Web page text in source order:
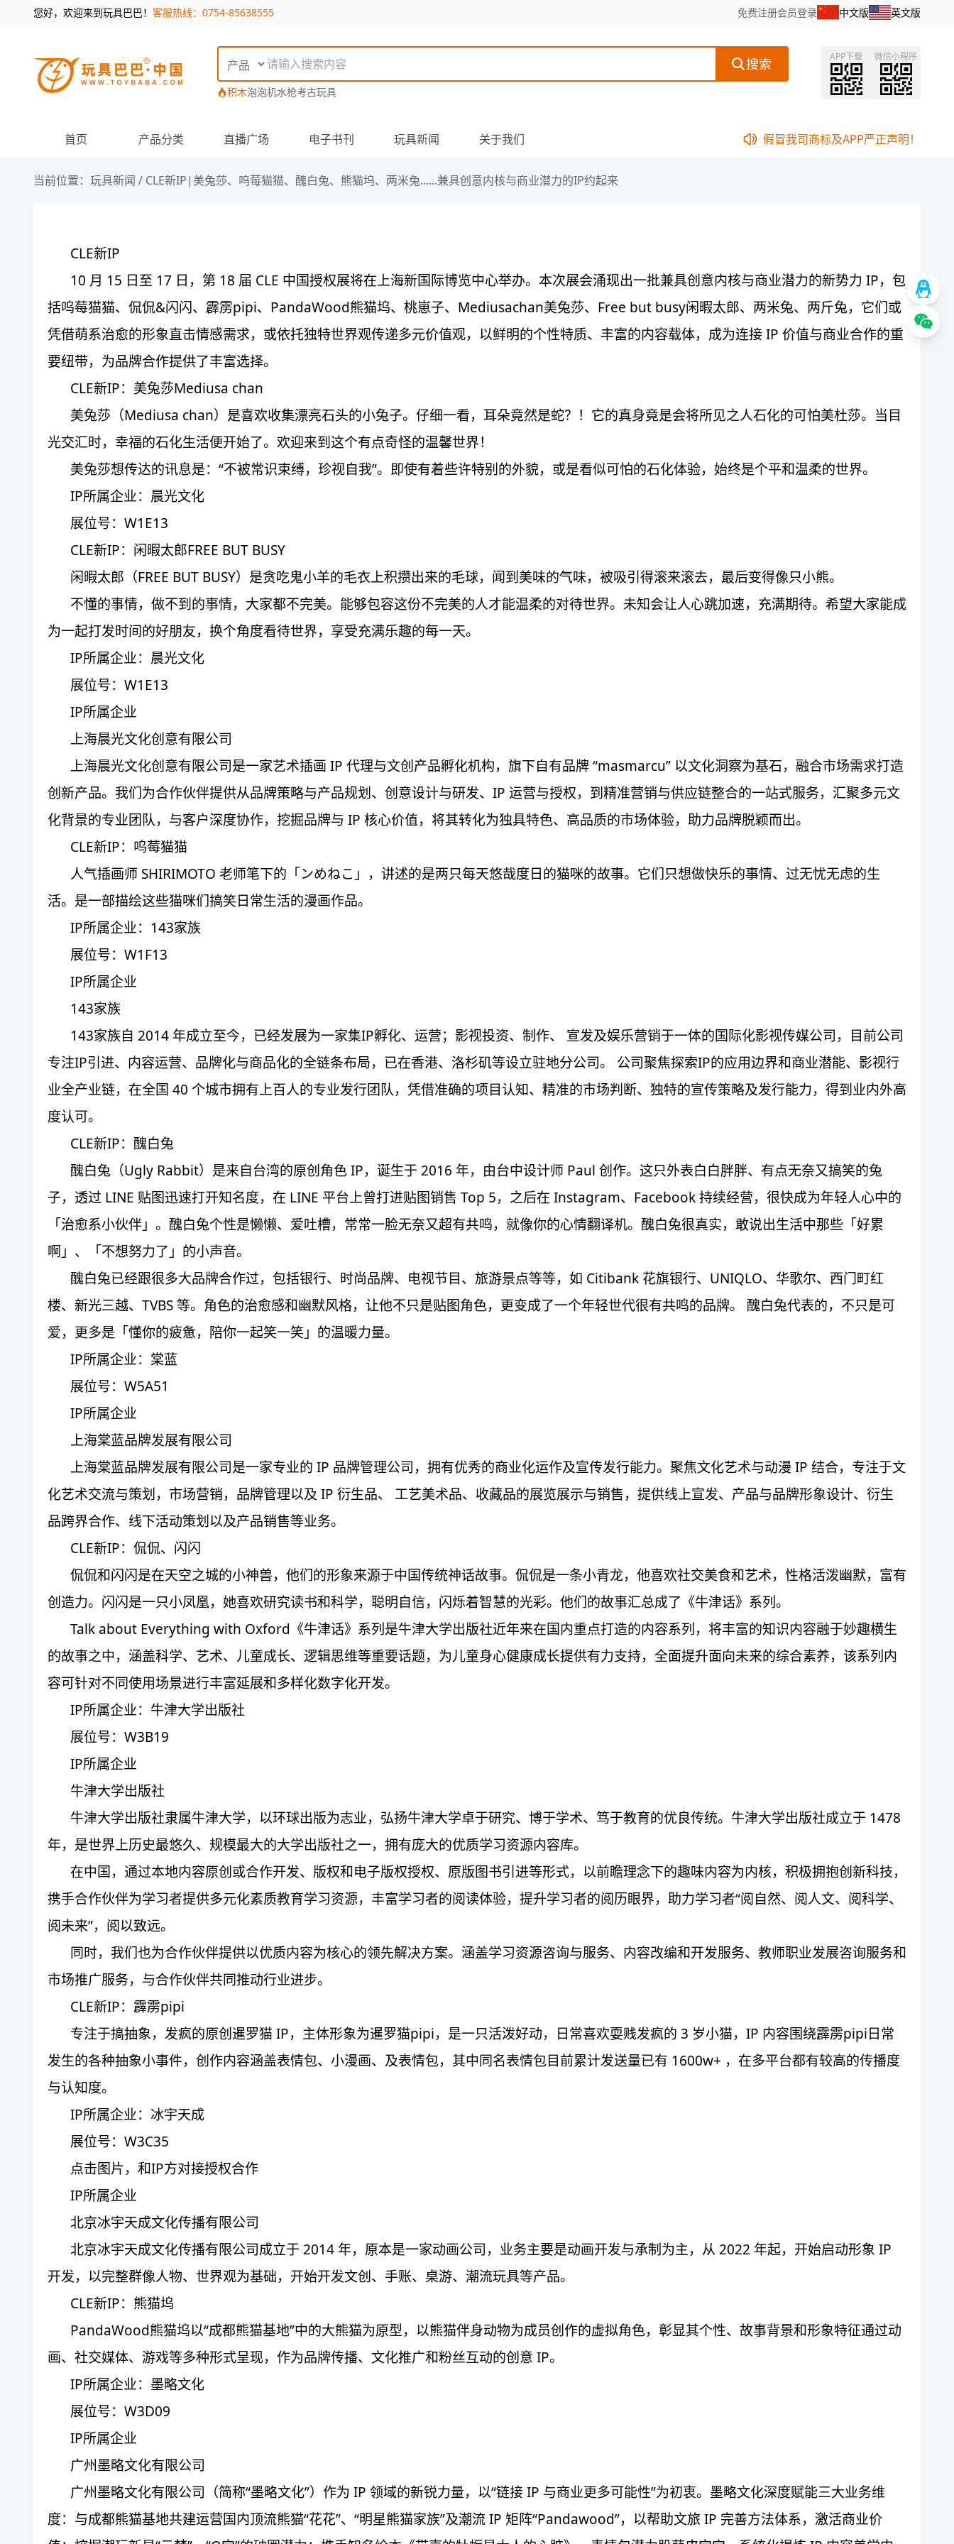
您好，欢迎来到玩具巴巴！ 客服热线：0754-85638555 免费注册会员登录 中文版 英文版
搜索类型 搜索
积木泡泡机水枪考古玩具
APP下载 微信小程序
首页 产品分类 直播广场 电子书刊 玩具新闻 关于我们 假冒我司商标及APP严正声明！
当前位置： 玩具新闻 / CLE新IP|美兔莎、呜莓猫猫、醜白兔、熊猫坞、两米兔......兼具创意内核与商业潜力的IP约起来
CLE新IP
10 月 15 日至 17 日，第 18 届 CLE 中国授权展将在上海新国际博览中心举办。本次展会涌现出一批兼具创意内核与商业潜力的新势力 IP，包
括呜莓猫猫、侃侃&闪闪、霹雳pipi、PandaWood熊猫坞、桃崽子、Mediusachan美兔莎、Free but busy闲暇太郎、两米兔、两斤兔，它们或
凭借萌系治愈的形象直击情感需求，或依托独特世界观传递多元价值观，以鲜明的个性特质、丰富的内容载体，成为连接 IP 价值与商业合作的重
要纽带，为品牌合作提供了丰富选择。
CLE新IP：美兔莎Mediusa chan
美兔莎（Mediusa chan）是喜欢收集漂亮石头的小兔子。仔细一看，耳朵竟然是蛇？！它的真身竟是会将所见之人石化的可怕美杜莎。当目
光交汇时，幸福的石化生活便开始了。欢迎来到这个有点奇怪的温馨世界！
美兔莎想传达的讯息是：“不被常识束缚，珍视自我”。即使有着些许特别的外貌，或是看似可怕的石化体验，始终是个平和温柔的世界。
IP所属企业：晨光文化
展位号：W1E13
CLE新IP：闲暇太郎FREE BUT BUSY
闲暇太郎（FREE BUT BUSY）是贪吃鬼小羊的毛衣上积攒出来的毛球，闻到美味的气味，被吸引得滚来滚去，最后变得像只小熊。
不懂的事情，做不到的事情，大家都不完美。能够包容这份不完美的人才能温柔的对待世界。未知会让人心跳加速，充满期待。希望大家能成
为一起打发时间的好朋友，换个角度看待世界，享受充满乐趣的每一天。
IP所属企业：晨光文化
展位号：W1E13
IP所属企业
上海晨光文化创意有限公司
上海晨光文化创意有限公司是一家艺术插画 IP 代理与文创产品孵化机构，旗下自有品牌 “masmarcu” 以文化洞察为基石，融合市场需求打造
创新产品。我们为合作伙伴提供从品牌策略与产品规划、创意设计与研发、IP 运营与授权，到精准营销与供应链整合的一站式服务，汇聚多元文
化背景的专业团队，与客户深度协作，挖掘品牌与 IP 核心价值，将其转化为独具特色、高品质的市场体验，助力品牌脱颖而出。
CLE新IP：呜莓猫猫
人气插画师 SHIRIMOTO 老师笔下的「ンめねこ」，讲述的是两只每天悠哉度日的猫咪的故事。它们只想做快乐的事情、过无忧无虑的生
活。是一部描绘这些猫咪们搞笑日常生活的漫画作品。
IP所属企业：143家族
展位号：W1F13
IP所属企业
143家族
143家族自 2014 年成立至今，已经发展为一家集IP孵化、运营；影视投资、制作、 宣发及娱乐营销于一体的国际化影视传媒公司，目前公司
专注IP引进、内容运营、品牌化与商品化的全链条布局，已在香港、洛杉矶等设立驻地分公司。 公司聚焦探索IP的应用边界和商业潜能、影视行
业全产业链，在全国 40 个城市拥有上百人的专业发行团队，凭借准确的项目认知、精准的市场判断、独特的宣传策略及发行能力，得到业内外高
度认可。
CLE新IP：醜白兔
醜白兔（Ugly Rabbit）是来自台湾的原创角色 IP，诞生于 2016 年，由台中设计师 Paul 创作。这只外表白白胖胖、有点无奈又搞笑的兔
子，透过 LINE 贴图迅速打开知名度，在 LINE 平台上曾打进贴图销售 Top 5，之后在 Instagram、Facebook 持续经营，很快成为年轻人心中的
「治愈系小伙伴」。醜白兔个性是懒懒、爱吐槽，常常一脸无奈又超有共鸣，就像你的心情翻译机。醜白兔很真实，敢说出生活中那些「好累
啊」、「不想努力了」的小声音。
醜白兔已经跟很多大品牌合作过，包括银行、时尚品牌、电视节目、旅游景点等等，如 Citibank 花旗银行、UNIQLO、华歌尔、西门町红
楼、新光三越、TVBS 等。角色的治愈感和幽默风格，让他不只是贴图角色，更变成了一个年轻世代很有共鸣的品牌。 醜白兔代表的，不只是可
爱，更多是「懂你的疲惫，陪你一起笑一笑」的温暖力量。
IP所属企业：棠蓝
展位号：W5A51
IP所属企业
上海棠蓝品牌发展有限公司
上海棠蓝品牌发展有限公司是一家专业的 IP 品牌管理公司，拥有优秀的商业化运作及宣传发行能力。聚焦文化艺术与动漫 IP 结合，专注于文
化艺术交流与策划，市场营销，品牌管理以及 IP 衍生品、 工艺美术品、收藏品的展览展示与销售，提供线上宣发、产品与品牌形象设计、衍生
品跨界合作、线下活动策划以及产品销售等业务。
CLE新IP：侃侃、闪闪
侃侃和闪闪是在天空之城的⼩神兽，他们的形象来源于中国传统神话故事。侃侃是⼀条⼩⻘⻰，他喜欢社交美⻝和艺术，性格活泼幽默，富有
创造⼒。闪闪是⼀只⼩凤凰，她喜欢研究读书和科学，聪明⾃信，闪烁着智慧的光彩。他们的故事汇总成了《牛津话》系列。
Talk about Everything with Oxford《牛津话》系列是牛津大学出版社近年来在国内重点打造的内容系列，将丰富的知识内容融于妙趣横生
的故事之中，涵盖科学、艺术、儿童成长、逻辑思维等重要话题，为儿童身心健康成长提供有力支持，全面提升面向未来的综合素养，该系列内
容可针对不同使用场景进行丰富延展和多样化数字化开发。
IP所属企业：牛津大学出版社
展位号：W3B19
IP所属企业
牛津大学出版社
牛津大学出版社隶属牛津大学，以环球出版为志业，弘扬牛津大学卓于研究、博于学术、笃于教育的优良传统。牛津大学出版社成立于 1478
年，是世界上历史最悠久、规模最大的大学出版社之一，拥有庞大的优质学习资源内容库。
在中国，通过本地内容原创或合作开发、版权和电子版权授权、原版图书引进等形式，以前瞻理念下的趣味内容为内核，积极拥抱创新科技，
携手合作伙伴为学习者提供多元化素质教育学习资源，丰富学习者的阅读体验，提升学习者的阅历眼界，助力学习者“阅自然、阅人文、阅科学、
阅未来”，阅以致远。
同时，我们也为合作伙伴提供以优质内容为核心的领先解决方案。涵盖学习资源咨询与服务、内容改编和开发服务、教师职业发展咨询服务和
市场推广服务，与合作伙伴共同推动行业进步。
CLE新IP：霹雳pipi
专注于搞抽象，发疯的原创暹罗猫 IP，主体形象为暹罗猫pipi，是一只活泼好动，日常喜欢耍贱发疯的 3 岁小猫，IP 内容围绕霹雳pipi日常
发生的各种抽象小事件，创作内容涵盖表情包、小漫画、及表情包，其中同名表情包目前累计发送量已有 1600w+ ，在多平台都有较高的传播度
与认知度。
IP所属企业：冰宇天成
展位号：W3C35
点击图片，和IP方对接授权合作
IP所属企业
北京冰宇天成文化传播有限公司
北京冰宇天成文化传播有限公司成立于 2014 年，原本是一家动画公司，业务主要是动画开发与承制为主，从 2022 年起，开始启动形象 IP
开发，以完整群像人物、世界观为基础，开始开发文创、手账、桌游、潮流玩具等产品。
CLE新IP：熊猫坞
PandaWood熊猫坞以“成都熊猫基地”中的大熊猫为原型，以熊猫伴身动物为成员创作的虚拟角色，彰显其个性、故事背景和形象特征通过动
画、社交媒体、游戏等多种形式呈现，作为品牌传播、文化推广和粉丝互动的创意 IP。
IP所属企业：墨略文化
展位号：W3D09
IP所属企业
广州墨略文化有限公司
广州墨略文化有限公司（简称“墨略文化”）作为 IP 领域的新锐力量，以“链接 IP 与商业更多可能性”为初衷。墨略文化深度赋能三大业务维
度：与成都熊猫基地共建运营国内顶流熊猫“花花”、“明星熊猫家族”及潮流 IP 矩阵“Pandawood”，以帮助文旅 IP 完善方法体系，激活商业价